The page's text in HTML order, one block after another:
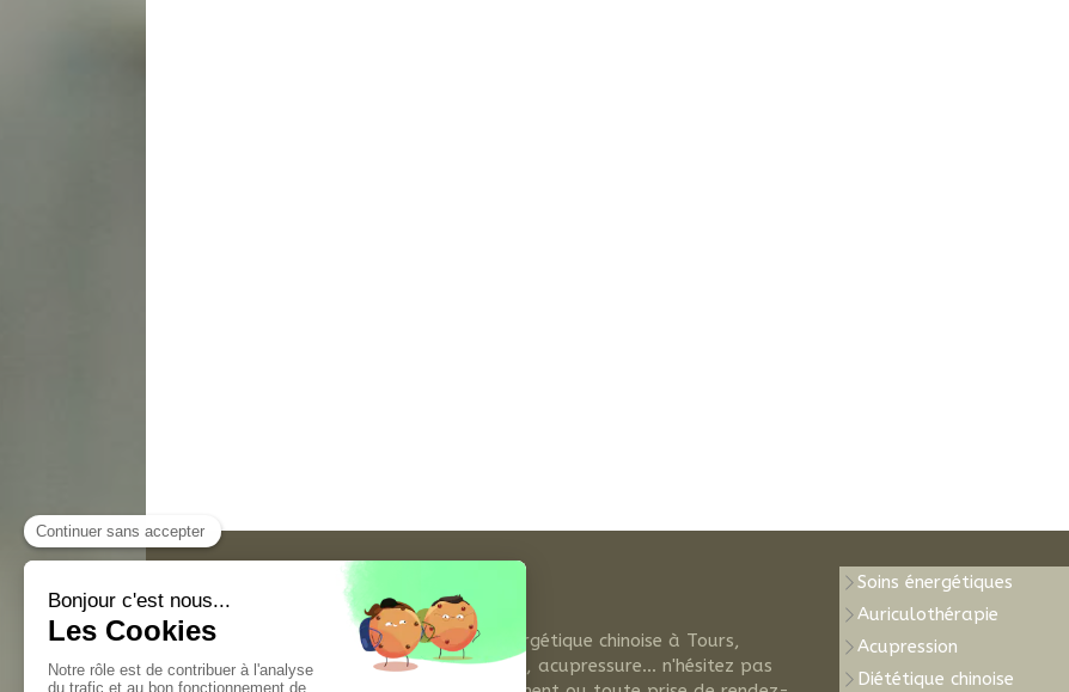
Elsa Gaillard
Elsa Gaillard est praticienne en énergétique chinoise à Tours,
diététique chinoise, auriculothérapie, acupressure... n'hésitez pas
Soins énergétiques
Auriculothérapie
Acupression
Diététique chinoise